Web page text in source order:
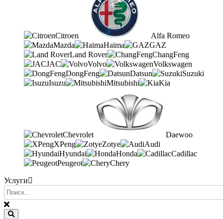
Citroen
Alfa Romeo
Mazda
Haima
GAZ
Land Rover
ChangFeng
JAC
Volvo
Volkswagen
DongFeng
Datsun
Suzuki
Isuzu
Mitsubishi Kia
Chevrolet
Daewoo
XPeng
Zotye
Audi
Hyundai
Honda
Cadillac
Peugeot
Chery
Услуги